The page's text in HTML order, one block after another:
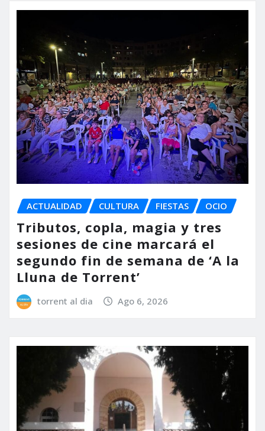
ACTUALIDAD CULTURA FIESTAS OCIO
Tributos, copla, magia y tres
sesiones de cine marcará el
segundo fin de semana de ‘A la
Lluna de Torrent’
torrent al dia Ago 6, 2026